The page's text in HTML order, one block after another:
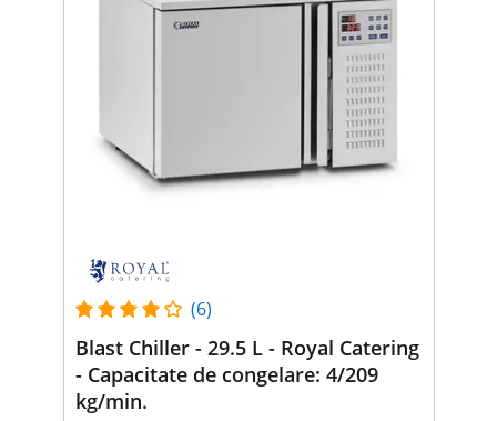
(6)
Blast Chiller - 29.5 L - Royal Catering
- Capacitate de congelare: 4/209
kg/min.